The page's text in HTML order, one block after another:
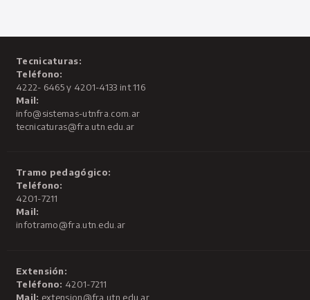
Tecnicaturas:
Teléfono:
4222- 6465 y 4201-4133 int 116
Mail:
info@sistemas-utnfra.com.ar
tecnicaturas@fra.utn.edu.ar
Tramo pedagógico:
Teléfono:
4201-7211
Mail:
infotramo@fra.utn.edu.ar
Extensión:
Teléfono: 4201-7211
Mail: extension@fra.utn.edu.ar